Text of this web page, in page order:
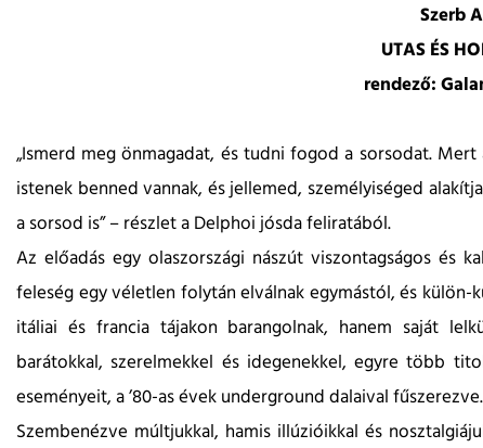
Szerb
UTAS ÉS
rendező:
„Ismerd meg önmagadat, és tudni fogod a sorsodat.
istenek benned vannak, és jellemed, személyiséged
a sorsod is” – részlet a Delphoi jósda feliratából.
Az előadás egy olaszországi nászút viszontagságos és
feleség egy véletlen folytán elválnak egymástól, és
itáliai és francia tájakon barangolnak, hanem saját
barátokkal, szerelmekkel és idegenekkel, egyre több
eseményeit, a ’80-as évek underground dalaival fűszerezve.
Szembenézve múltjukkal, hamis illúzióikkal és